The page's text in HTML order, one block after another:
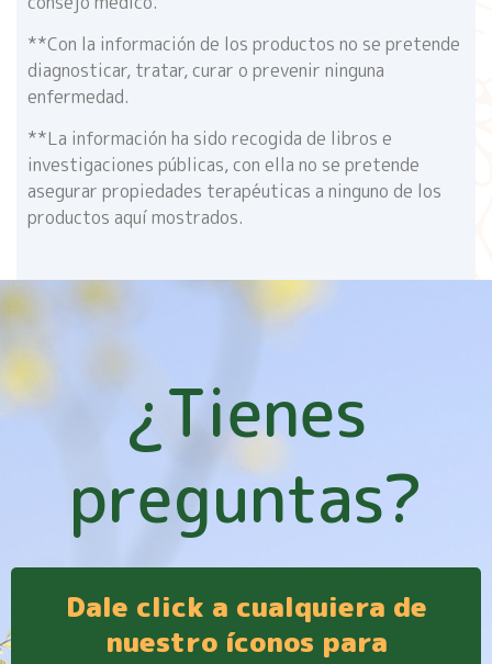
**Con la información de los productos no se pretende
diagnosticar, tratar, curar o prevenir ninguna
enfermedad.
**La información ha sido recogida de libros e
investigaciones públicas, con ella no se pretende
asegurar propiedades terapéuticas a ninguno de los
productos aquí mostrados.
¿Tienes
preguntas?
Dale click a cualquiera de
nuestro íconos para